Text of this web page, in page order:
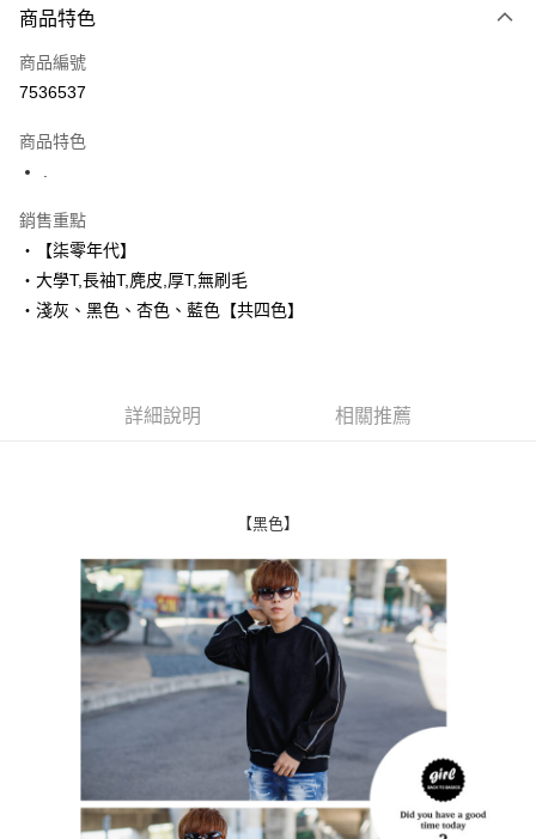
信用卡一次付款
超商取貨付款
街口支付
悠遊付
Google Pay
AFTEE先享後付是「在收到商品之後才付款」的支付方式。 讓您購物簡單
１．於結帳方式選擇「AFTEE先享後付」後，將跳轉至「AFTEE先享後付」
結帳頁面，進行簡訊認證並確認金額後，即可完成結帳。
２．訂單成立數日內，您將收到繳費通知簡訊。
３．收到繳費通知簡訊後14天內，點擊此簡訊中的連結，可透過四大超商／
ATM／網路銀行／等多元方式進行付款，方視為交易完成。
※ 請注意：結帳手續完成當下不需立刻繳費，但若您需要取消訂單，請聯絡
購買商品的店家。未經商家同意取消之訂單仍視為有效，需透過AFTEE先享
後付繳納相關費用。
※ 交易是否成功請以「AFTEE先享後付 」之結帳頁面顯示為準，若有關於
是否繳費成功／繳費後需取消欲退款等相關疑問，請聯繫「AFTEE先享後付
https://netprotections.freshdesk.com/support/home
【注意事項】
先付款後全家取貨
每筆NT$80，滿NT$1,800(含以上)免運費
每筆NT$80，滿NT$1,800(含以上)免運費
每筆NT$80，滿NT$1,800(含以上)免運費
商品特色
商品編號
7536537
商品特色
銷售重點
‧【柒零年代】
‧大學T,長袖T,麂皮,厚T,無刷毛
‧淺灰、黑色、杏色、藍色【共四色】
詳細說明 相關推薦
【黑色】